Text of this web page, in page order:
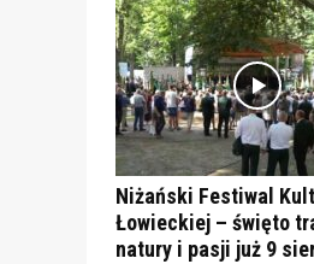
Niżański Festiwal
Łowieckiej – święto
natury i pasji już 9